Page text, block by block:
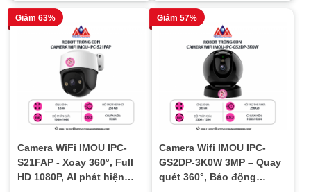
Giảm 63%
Camera WiFi IMOU IPC-
S21FAP - Xoay 360°, Full
HD 1080P, AI phát hiện
Giảm 57%
Camera Wifi IMOU IPC-
GS2DP-3K0W 3MP – Quay
quét 360°, Báo động